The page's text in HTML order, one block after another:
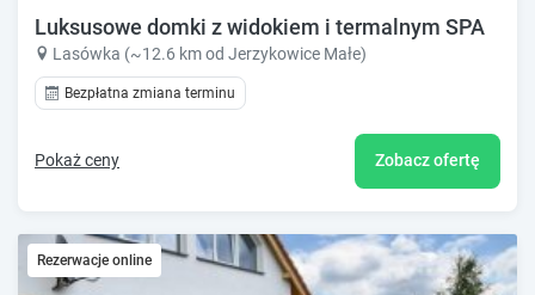
Luksusowe domki z widokiem i termalnym SPA
Lasówka (~12.6 km od Jerzykowice Małe)
Bezpłatna zmiana terminu
Pokaż ceny Zobacz ofertę
Rezerwacje online